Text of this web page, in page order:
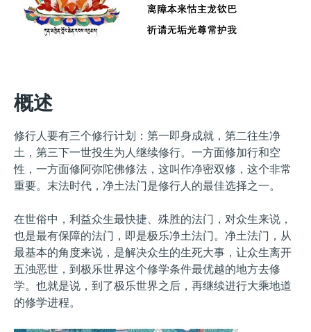
概述
修行人要有三个修行计划：第一即身成就，第二往生净
土，第三下一世投生为人继续修行。一方面修加行和空
性，一方面修阿弥陀佛修法，这叫作净密双修，这个非常
重要。末法时代，净土法门是修行人的最佳选择之一。
在世俗中，利益众生最快捷、殊胜的法门，对众生来说，
也是最有保障的法门，即是极乐净土法门。净土法门，从
最基本的角度来说，是解决众生的生死大事，让众生离开
五浊恶世，到极乐世界这个修学条件最优越的地方去修
学。也就是说，到了极乐世界之后，再继续进行大乘地道
的修学进程。